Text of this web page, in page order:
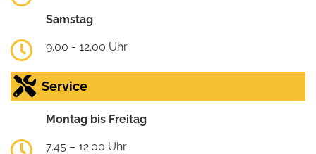
Samstag
9.00 - 12.00 Uhr
Service
Montag bis Freitag
7.45 – 12.00 Uhr